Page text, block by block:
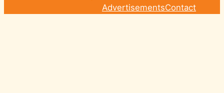
AdvertisementsContact